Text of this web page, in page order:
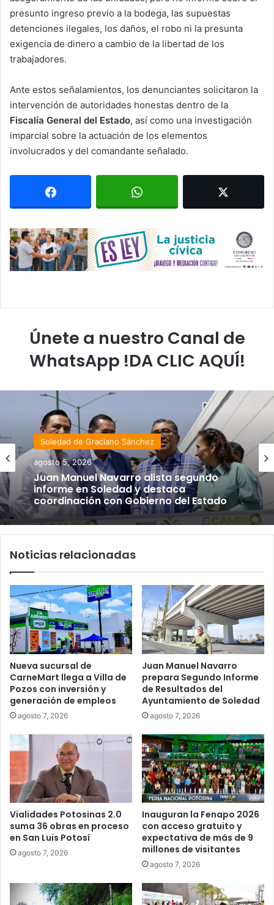
presunto ingreso previo a la bodega, las supuestas
detenciones ilegales, los daños, el robo ni la presunta
exigencia de dinero a cambio de la libertad de los
trabajadores.
Ante estos señalamientos, los denunciantes solicitaron la
intervención de autoridades honestas dentro de la
Fiscalía General del Estado, así como una investigación
imparcial sobre la actuación de los elementos
involucrados y del comandante señalado.
Únete a nuestro Canal de
WhatsApp !DA CLIC AQUÍ!
Soledad de Graciano Sánchez
agosto 5, 2026
Juan Manuel Navarro alista segundo
informe en Soledad y destaca
coordinación con Gobierno del Estado
Noticias relacionadas
Nueva sucursal de
CarneMart llega a Villa de
Pozos con inversión y
generación de empleos
agosto 7, 2026
Juan Manuel Navarro
prepara Segundo Informe
de Resultados del
Ayuntamiento de Soledad
agosto 7, 2026
Vialidades Potosinas 2.0
suma 36 obras en proceso
en San Luis Potosí
agosto 7, 2026
Inauguran la Fenapo 2026
con acceso gratuito y
expectativa de más de 9
millones de visitantes
agosto 7, 2026